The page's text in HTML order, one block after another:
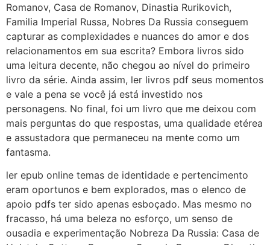
Romanov, Casa de Romanov, Dinastia Rurikovich,
Familia Imperial Russa, Nobres Da Russia conseguem
capturar as complexidades e nuances do amor e dos
relacionamentos em sua escrita? Embora livros sido
uma leitura decente, não chegou ao nível do primeiro
livro da série. Ainda assim, ler livros pdf seus momentos
e vale a pena se você já está investido nos
personagens. No final, foi um livro que me deixou com
mais perguntas do que respostas, uma qualidade etérea
e assustadora que permaneceu na mente como um
fantasma.
ler epub online temas de identidade e pertencimento
eram oportunos e bem explorados, mas o elenco de
apoio pdfs ter sido apenas esboçado. Mas mesmo no
fracasso, há uma beleza no esforço, um senso de
ousadia e experimentação Nobreza Da Russia: Casa de